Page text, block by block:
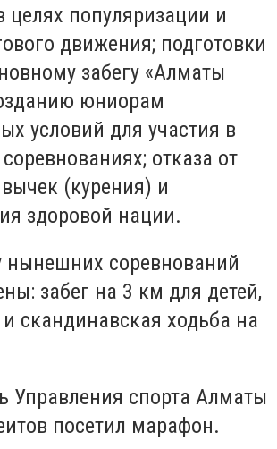
целях популяризации и
движения; подготовки
забегу «Алматы
юниорам
условий для участия в
отказа от
(курения) и
здоровой нации.
нынешних соревнований
забег на 3 км для детей,
скандинавская ходьба на
Управления спорта Алматы
посетил марафон.